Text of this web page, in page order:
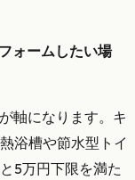
ォームしたい場
軸になります。キ
浴槽や節水型トイ
5万円下限を満た